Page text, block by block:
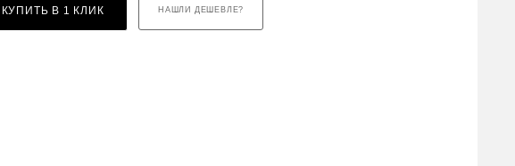
КУПИТЬ В 1 КЛИК НАШЛИ ДЕШЕВЛЕ?